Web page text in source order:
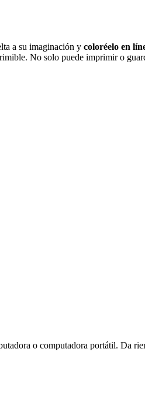
a su imaginación y coloréelo en
No solo puede imprimir o
o computadora portátil. Da